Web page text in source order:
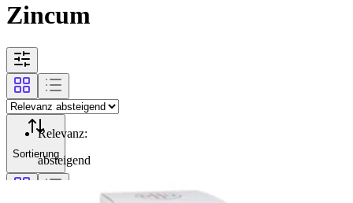
Zincum
Sortierung
Relevanz:
absteigend